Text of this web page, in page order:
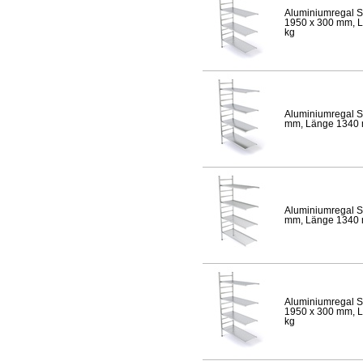
Aluminiumregal
1950 x 300 mm,
kg
Aluminiumregal
mm, Länge 1340
Aluminiumregal
mm, Länge 1340
Aluminiumregal
1950 x 300 mm,
kg